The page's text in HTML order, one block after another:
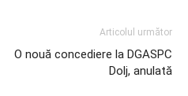
Articolul următor
O nouă concediere la DGASPC
Dolj, anulată